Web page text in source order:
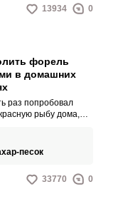
13934 0
форель
в домашних
раз попробовал
рыбу дома,
который не
песок
33770 0